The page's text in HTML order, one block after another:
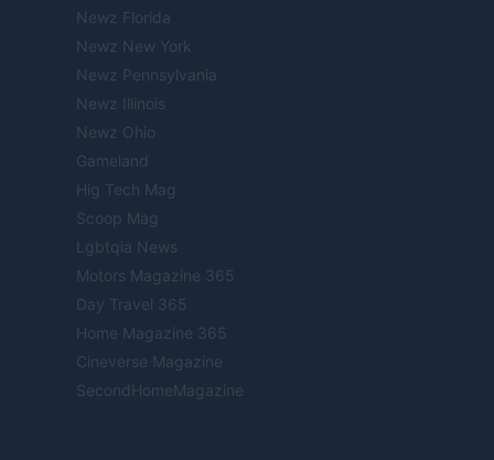
Newz Florida
Newz New York
Newz Pennsylvania
Newz Illinois
Newz Ohio
Gameland
Hig Tech Mag
Scoop Mag
Lgbtqia News
Motors Magazine 365
Day Travel 365
Home Magazine 365
Cineverse Magazine
SecondHomeMagazine